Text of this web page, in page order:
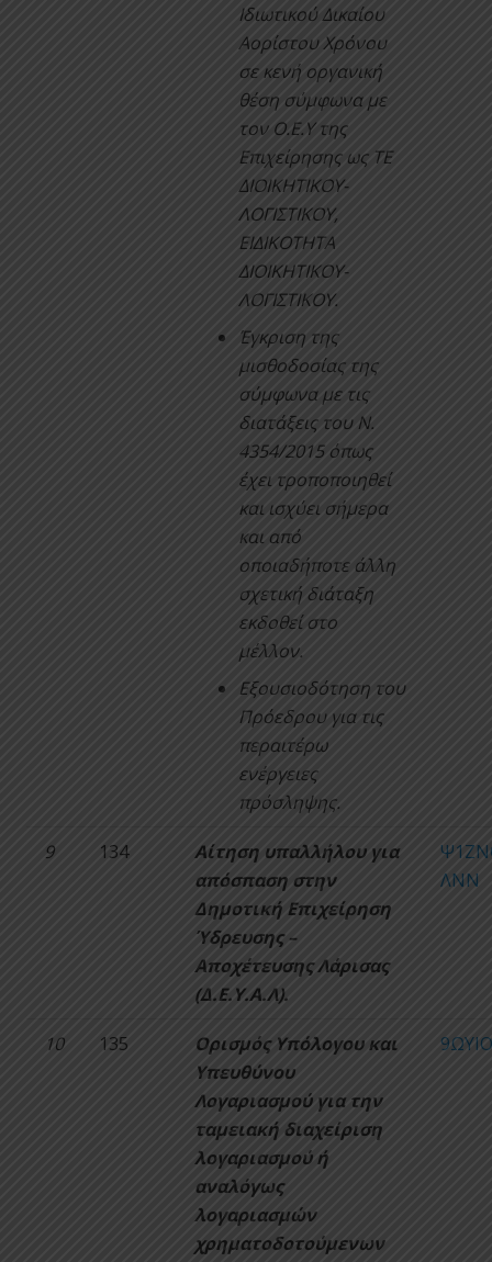
Ιδιωτικού Δικαίου
Αορίστου Χρόνου
σε κενή οργανική
θέση σύμφωνα με
τον Ο.Ε.Υ της
Επιχείρησης ως ΤΕ
ΔΙΟΙΚΗΤΙΚΟΥ-
ΛΟΓΙΣΤΙΚΟΥ,
ΕΙΔΙΚΟΤΗΤΑ
ΔΙΟΙΚΗΤΙΚΟΥ-
ΛΟΓΙΣΤΙΚΟΥ.
Έγκριση της
μισθοδοσίας της
σύμφωνα με τις
διατάξεις του Ν.
4354/2015 όπως
έχει τροποποιηθεί
και ισχύει σήμερα
και από
οποιαδήποτε άλλη
σχετική διάταξη
εκδοθεί στο
μέλλον.
Εξουσιοδότηση του
Πρόεδρου για τις
περαιτέρω
ενέργειες
πρόσληψης.
9 134
Αίτηση υπαλλήλου για
απόσπαση στην
Δημοτική Επιχείρηση
Ύδρευσης –
Αποχέτευσης Λάρισας
(Δ.Ε.Υ.Α.Λ).
ΛΝΝ
10 135
Ορισμός Υπόλογου και
Υπευθύνου
Λογαριασμού για την
ταμειακή διαχείριση
λογαριασμού ή
αναλόγως
λογαριασμών
χρηματοδοτούμενων